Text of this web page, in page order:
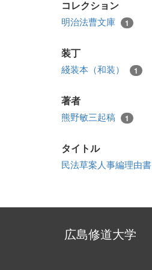
コレクション
明治法曹文庫 1
装丁
綫装本（和装） 1
著者
熊野敏三起稿 1
タイトル
民法草案人事編理由書
広島修道大学